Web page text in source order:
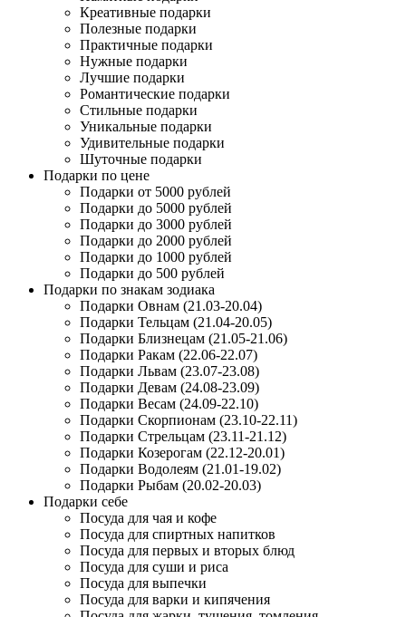
Креативные подарки
Полезные подарки
Практичные подарки
Нужные подарки
Лучшие подарки
Романтические подарки
Стильные подарки
Уникальные подарки
Удивительные подарки
Шуточные подарки
Подарки по цене
Подарки от 5000 рублей
Подарки до 5000 рублей
Подарки до 3000 рублей
Подарки до 2000 рублей
Подарки до 1000 рублей
Подарки до 500 рублей
Подарки по знакам зодиака
Подарки Овнам (21.03-20.04)
Подарки Тельцам (21.04-20.05)
Подарки Близнецам (21.05-21.06)
Подарки Ракам (22.06-22.07)
Подарки Львам (23.07-23.08)
Подарки Девам (24.08-23.09)
Подарки Весам (24.09-22.10)
Подарки Скорпионам (23.10-22.11)
Подарки Стрельцам (23.11-21.12)
Подарки Козерогам (22.12-20.01)
Подарки Водолеям (21.01-19.02)
Подарки Рыбам (20.02-20.03)
Подарки себе
Посуда для чая и кофе
Посуда для спиртных напитков
Посуда для первых и вторых блюд
Посуда для суши и риса
Посуда для выпечки
Посуда для варки и кипячения